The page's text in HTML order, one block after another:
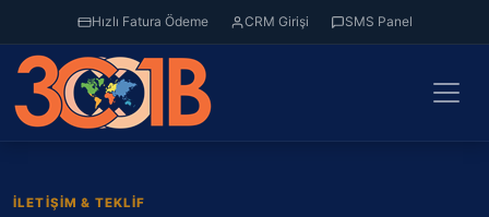
Hızlı Fatura Ödeme CRM Girişi SMS Panel
İLETIŞIM & TEKLIF